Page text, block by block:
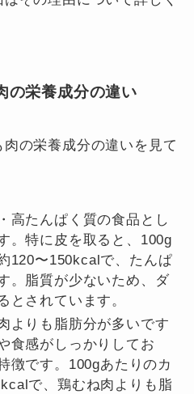
の栄養成分の違い
の栄養成分の違いを見て
高たんぱく質の食品とし
。特に皮を取ると、100g
120〜150kcalで、たんぱ
。脂質が少ないため、ダ
とされています。
よりも脂肪分が多いです
食感がしっかりしてお
徴です。100gあたりのカ
で、鶏むね肉よりも脂